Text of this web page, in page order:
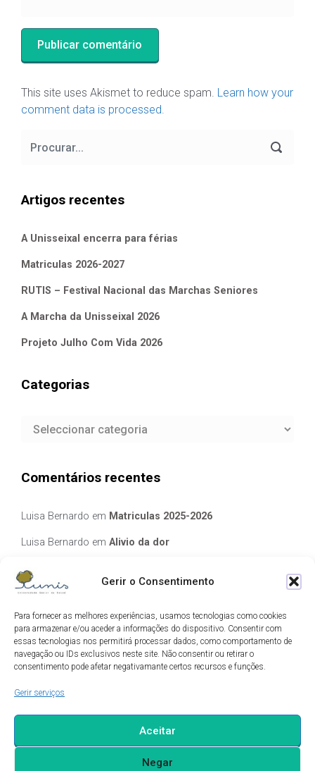
Gerir o Consentimento
Para fornecer as melhores experiências, usamos tecnologias como cookies
para armazenar e/ou aceder a informações do dispositivo. Consentir com
essas tecnologias nos permitirá processar dados, como comportamento de
navegação ou IDs exclusivos neste site. Não consentir ou retirar o
consentimento pode afetar negativamante certos recursos e funções.
Gerir serviços
Aceitar
Negar
This site uses Akismet to reduce spam. Learn how your
comment data is processed.
Artigos recentes
A Unisseixal encerra para férias
Matriculas 2026-2027
RUTIS – Festival Nacional das Marchas Seniores
A Marcha da Unisseixal 2026
Projeto Julho Com Vida 2026
Categorias
Categorias
Comentários recentes
Luisa Bernardo em Matriculas 2025-2026
Luisa Bernardo em Alivio da dor
Manuela Silva
elisabete Garcia Fernandes Serra
Luis GuedesemEcos de Camilo
Arquivo
Arquivo